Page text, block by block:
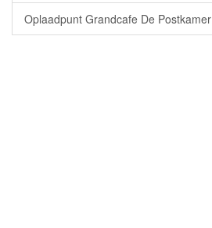
Oplaadpunt Grandcafe De Postkamer